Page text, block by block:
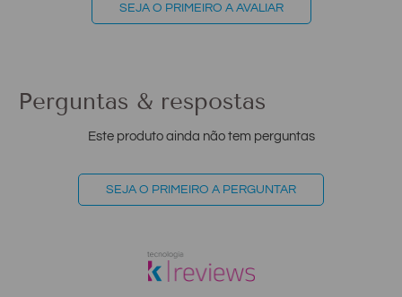
SEJA O PRIMEIRO A AVALIAR
Perguntas & respostas
Este produto ainda não tem perguntas
SEJA O PRIMEIRO A PERGUNTAR